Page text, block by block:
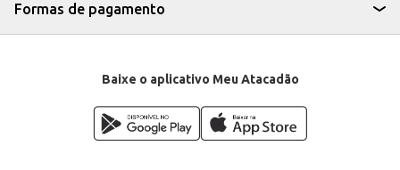
Departamento: Utilidades domésticas
Categoria: Pote, tigela e jarra
Conteúdo: 3 unidades de 710ml cada
Formas de pagamento
Baixe o aplicativo Meu Atacadão